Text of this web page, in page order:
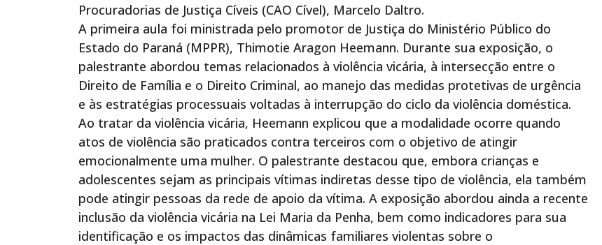
Procuradorias de Justiça Cíveis (CAO Cível), Marcelo Daltro.
A primeira aula foi ministrada pelo promotor de Justiça do Ministério Público do
Estado do Paraná (MPPR), Thimotie Aragon Heemann. Durante sua exposição, o
palestrante abordou temas relacionados à violência vicária, à intersecção entre o
Direito de Família e o Direito Criminal, ao manejo das medidas protetivas de urgência
e às estratégias processuais voltadas à interrupção do ciclo da violência doméstica.
Ao tratar da violência vicária, Heemann explicou que a modalidade ocorre quando
atos de violência são praticados contra terceiros com o objetivo de atingir
emocionalmente uma mulher. O palestrante destacou que, embora crianças e
adolescentes sejam as principais vítimas indiretas desse tipo de violência, ela também
pode atingir pessoas da rede de apoio da vítima. A exposição abordou ainda a recente
inclusão da violência vicária na Lei Maria da Penha, bem como indicadores para sua
identificação e os impactos das dinâmicas familiares violentas sobre o